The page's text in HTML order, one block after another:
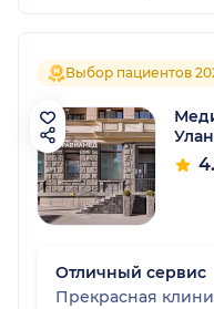
Выбор пациентов
Отличный сервис
Прекрасная